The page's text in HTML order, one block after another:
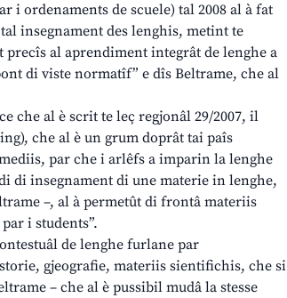
ordenaments de scuele) tal 2008 al à fat
insegnament des lenghis, metint te
al aprendiment integrât de lenghe a
di viste normatîf” e dîs Beltrame, che al
che al è scrit te leç regjonâl 29/2007, il
che al è un grum doprât tai paîs
par che i arlêfs a imparin la lenghe
di insegnament di une materie in lenghe,
–, al à permetût di frontâ materiis
i students”.
de lenghe furlane par
gjeografie, materiis sientifichis, che si
– che al è pussibil mudâ la stesse